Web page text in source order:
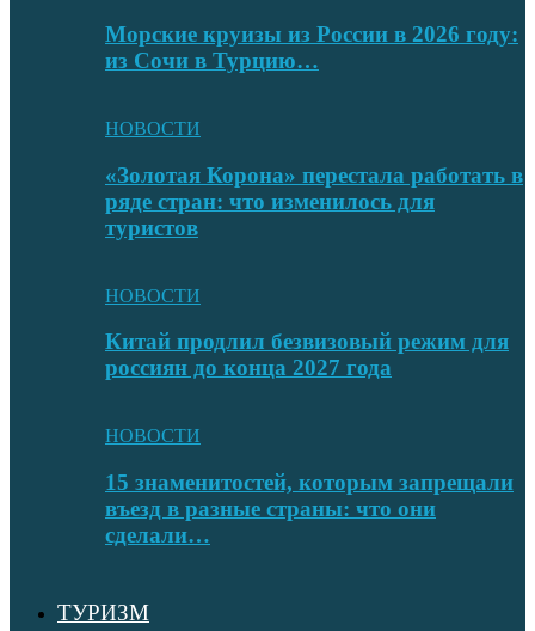
Морские круизы из России в 2026 году:
из Сочи в Турцию…
НОВОСТИ
«Золотая Корона» перестала работать в
ряде стран: что изменилось для
туристов
НОВОСТИ
Китай продлил безвизовый режим для
россиян до конца 2027 года
НОВОСТИ
15 знаменитостей, которым запрещали
въезд в разные страны: что они
сделали…
ТУРИЗМ